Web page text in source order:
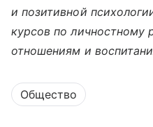
и позитивной
курсов по личностному
отношениям и
Общество